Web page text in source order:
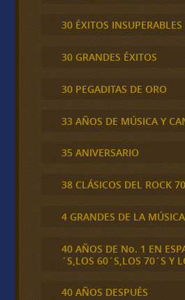
30 ÉXITOS INSUPERABLES
30 GRANDES ÉXITOS
30 PEGADITAS DE ORO
33 AÑOS DE MÚSICA Y
35 ANIVERSARIO
38 CLÁSICOS DEL ROCK
4 GRANDES DE LA MÚSICA
40 AÑOS DE No. 1 EN
´S,LOS 60´S,LOS 70´S Y
40 AÑOS DESPUÉS